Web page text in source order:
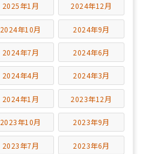
2025年1月 2024年12月
2024年10月 2024年9月
2024年7月 2024年6月
2024年4月 2024年3月
2024年1月 2023年12月
2023年10月 2023年9月
2023年7月 2023年6月